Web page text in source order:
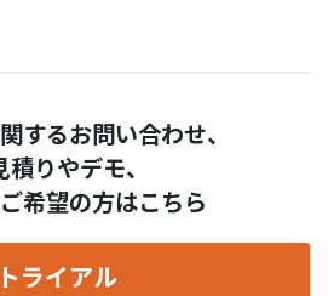
するお問い合わせ、
積りやデモ、
希望の方はこちら
トライアル